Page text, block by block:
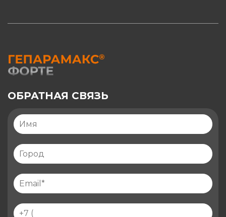
ОБРАТНАЯ СВЯЗЬ